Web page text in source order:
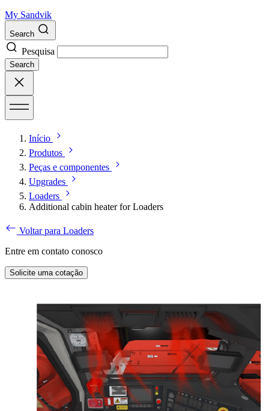
My Sandvik
Search
Pesquisa
Search
Início
Produtos
Peças e componentes
Upgrades
Loaders
Additional cabin heater for Loaders
Voltar para Loaders
Entre em contato conosco
Solicite uma cotação